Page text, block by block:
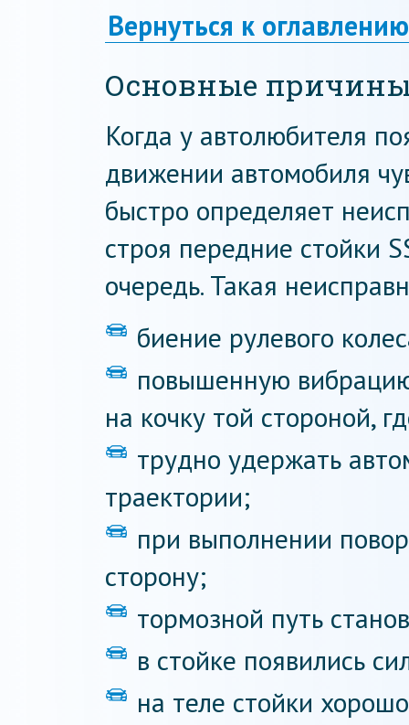
Вернуться к оглавлению
Основные
Когда у автолюбителя
движении автомобиля
быстро определяет
строя передние стойки
очередь. Такая
биение рулевого
повышенную
на кочку той стороной,
трудно удержать
траектории;
при выполнении
сторону;
тормозной путь
в стойке появились
на теле стойки